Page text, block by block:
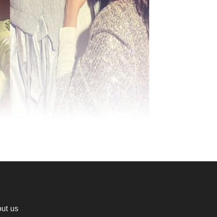
us